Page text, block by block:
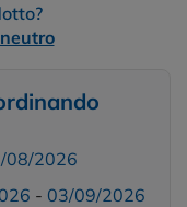
08/2026
- 03/09/2026